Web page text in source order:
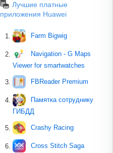
Лучшие платные
приложения Huawei
Farm Bigwig
Navigation - G Maps
Viewer for smartwatches
FBReader Premium
Памятка сотруднику
ГИБДД
Crashy Racing
Cross Stitch Saga